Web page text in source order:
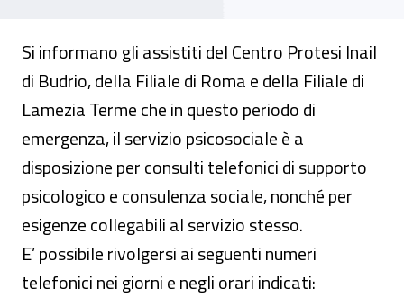
Si informano gli assistiti del Centro Protesi Inail
di Budrio, della Filiale di Roma e della Filiale di
Lamezia Terme che in questo periodo di
emergenza, il servizio psicosociale è a
disposizione per consulti telefonici di supporto
psicologico e consulenza sociale, nonché per
esigenze collegabili al servizio stesso.
E’ possibile rivolgersi ai seguenti numeri
telefonici nei giorni e negli orari indicati: